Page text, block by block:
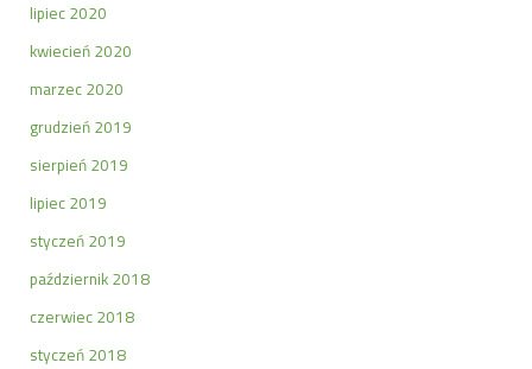
lipiec 2020
kwiecień 2020
marzec 2020
grudzień 2019
sierpień 2019
lipiec 2019
styczeń 2019
październik 2018
czerwiec 2018
styczeń 2018